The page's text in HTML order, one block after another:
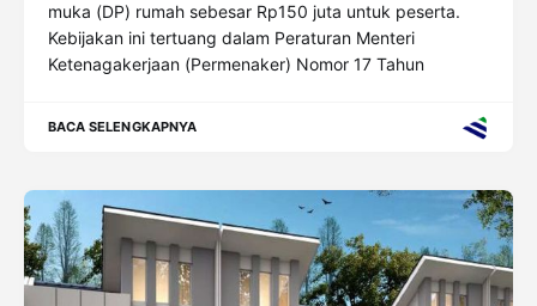
muka (DP) rumah sebesar Rp150 juta untuk peserta.
Kebijakan ini tertuang dalam Peraturan Menteri
Ketenagakerjaan (Permenaker) Nomor 17 Tahun
BACA SELENGKAPNYA